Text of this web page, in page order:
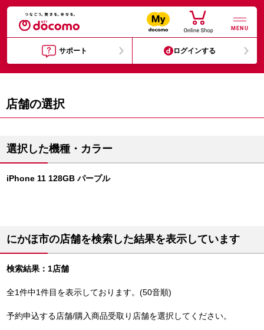
MENU
サポート ログインする
店舗の選択
選択した機種・カラー
iPhone 11 128GB パープル
にかほ市の店舗を検索した結果を表示しています
検索結果：1店舗
全1件中1件目を表示しております。(50音順)
予約申込する店舗/購入商品受取り店舗を選択してください。